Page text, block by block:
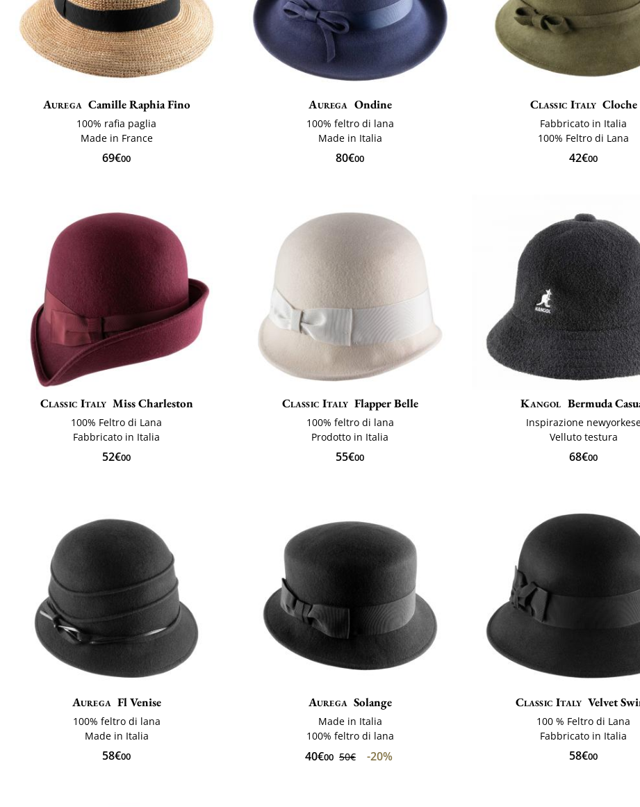
Aurega Camille Raphia Fino
100% rafia paglia
Made in France
69€00
Aurega Ondine
100% feltro di lana
Made in Italia
80€00
Classic Italy Cloche
Fabbricato in Italia
100% Feltro di Lana
42€00
Classic Italy Miss Charleston
100% Feltro di Lana
Fabbricato in Italia
52€00
Classic Italy Flapper Belle
100% feltro di lana
Prodotto in Italia
55€00
Kangol Bermuda
Inspirazione
Velluto testura
68€00
Aurega Fl Venise
100% feltro di lana
Made in Italia
58€00
Aurega Solange
Made in Italia
100% feltro di lana
40€00 50€ -20%
Classic Italy Velvet
100 % Feltro di Lana
Fabbricato in Italia
58€00